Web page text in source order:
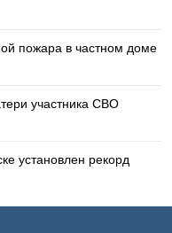
пожара в частном доме
участника СВО
установлен рекорд